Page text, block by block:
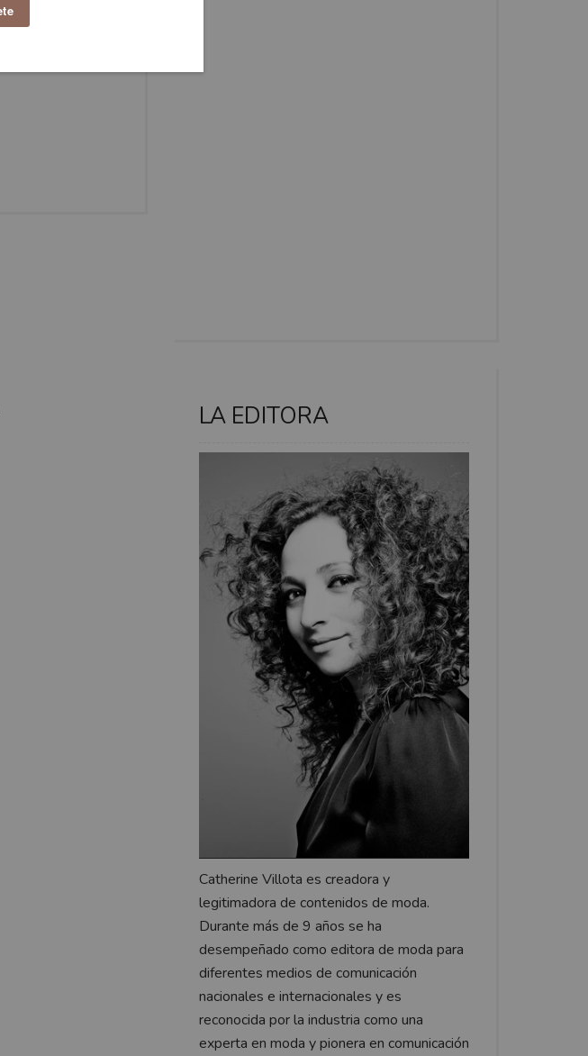
LA EDITORA
Catherine Villota es creadora y
legitimadora de contenidos de moda.
Durante más de 9 años se ha
desempeñado como editora de moda para
diferentes medios de comunicación
nacionales e internacionales y es
reconocida por la industria como una
experta en moda y pionera en comunicación